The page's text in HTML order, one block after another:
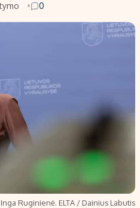
0
Inga Ruginienė. ELTA / Dainius Labutis